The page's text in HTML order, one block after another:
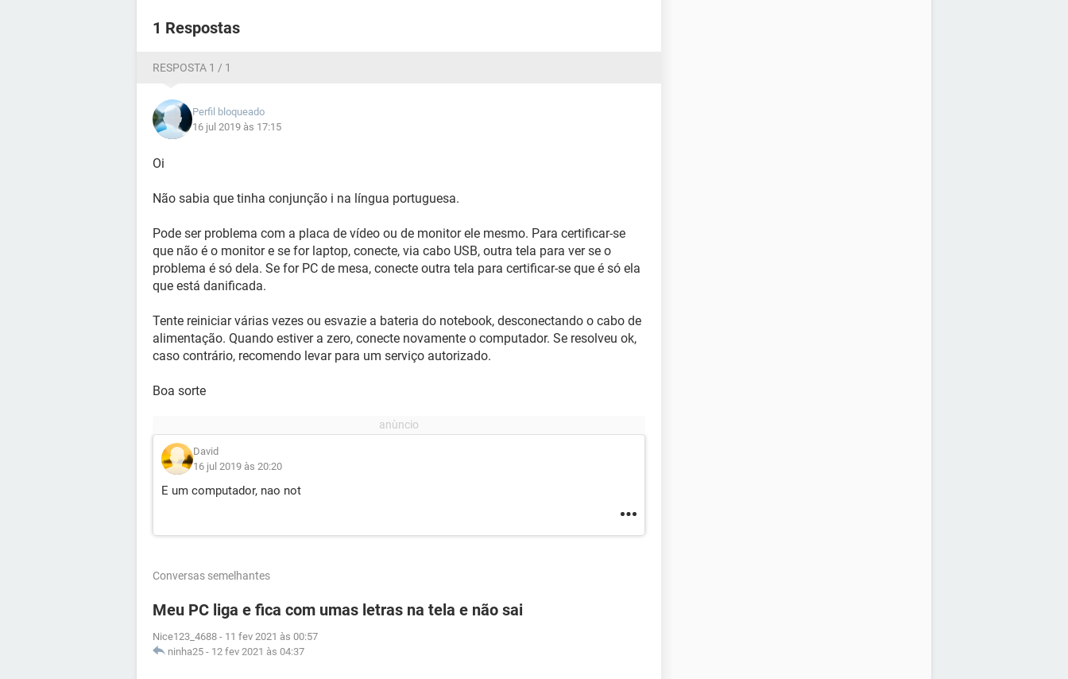
1 Respostas
RESPOSTA 1 / 1
Perfil bloqueado
16 jul 2019 às 17:15
Oi
Não sabia que tinha conjunção i na língua portuguesa.
Pode ser problema com a placa de vídeo ou de monitor ele mesmo. Para certificar-se
que não é o monitor e se for laptop, conecte, via cabo USB, outra tela para ver se o
problema é só dela. Se for PC de mesa, conecte outra tela para certificar-se que é só ela
que está danificada.
Tente reiniciar várias vezes ou esvazie a bateria do notebook, desconectando o cabo de
alimentação. Quando estiver a zero, conecte novamente o computador. Se resolveu ok,
caso contrário, recomendo levar para um serviço autorizado.
Boa sorte
David
16 jul 2019 às 20:20
E um computador, nao not
Conversas semelhantes
Meu PC liga e fica com umas letras na tela e não sai
Nice123_4688 - 11 fev 2021 às 00:57
ninha25 - 12 fev 2021 às 04:37